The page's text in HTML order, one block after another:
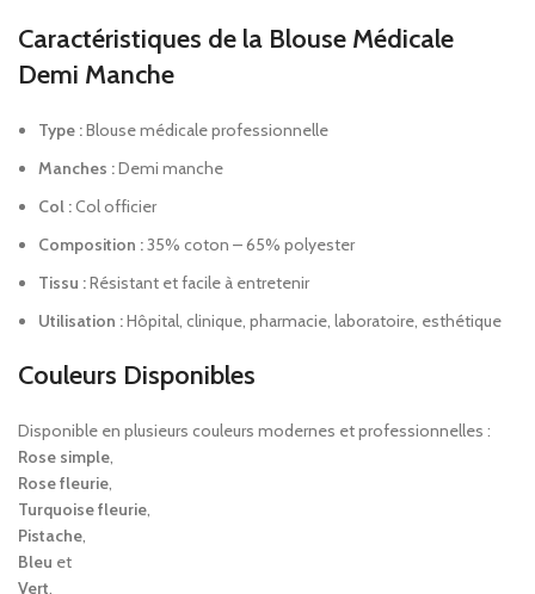
Caractéristiques de la Blouse Médicale
Demi Manche
Type :Blouse médicale professionnelle
Manches :Demi manche
Col :Col officier
Composition :35% coton – 65% polyester
Tissu :Résistant et facile à entretenir
Utilisation :Hôpital, clinique, pharmacie, laboratoire, esthétique
Couleurs Disponibles
Disponible en plusieurs couleurs modernes et professionnelles :
Rose simple,
Rose fleurie,
Turquoise fleurie,
Pistache,
Bleu et
Vert.